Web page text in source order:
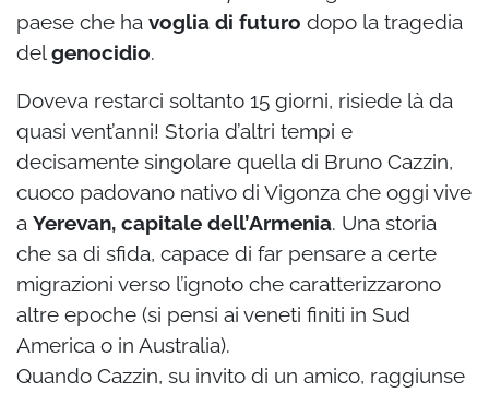
paese che ha voglia di futuro dopo la tragedia
delgenocidio.
Doveva restarci soltanto 15 giorni, risiede là da
quasi vent’anni! Storia d’altri tempi e
decisamente singolare quella di Bruno Cazzin,
cuoco padovano nativo di Vigonza che oggi vive
a Yerevan, capitale dell’Armenia. Una storia
che sa di sfida, capace di far pensare a certe
migrazioni verso l’ignoto che caratterizzarono
altre epoche (si pensi ai veneti finiti in Sud
America o in Australia).
Quando Cazzin, su invito di un amico, raggiunse